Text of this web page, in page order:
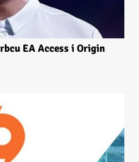
EA Access i Origin